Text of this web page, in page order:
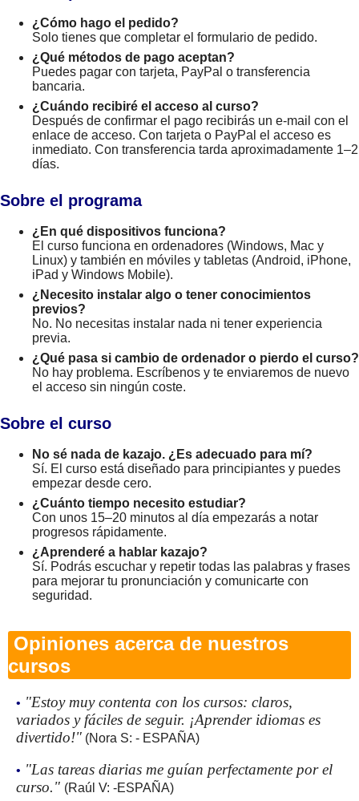
¿Cómo hago el pedido?
Solo tienes que completar el formulario de pedido.
¿Qué métodos de pago aceptan?
Puedes pagar con tarjeta, PayPal o transferencia
bancaria.
¿Cuándo recibiré el acceso al curso?
Después de confirmar el pago recibirás un e-mail con el
enlace de acceso. Con tarjeta o PayPal el acceso es
inmediato. Con transferencia tarda aproximadamente 1–2
días.
Sobre el programa
¿En qué dispositivos funciona?
El curso funciona en ordenadores (Windows, Mac y
Linux) y también en móviles y tabletas (Android, iPhone,
iPad y Windows Mobile).
¿Necesito instalar algo o tener conocimientos
previos?
No. No necesitas instalar nada ni tener experiencia
previa.
¿Qué pasa si cambio de ordenador o pierdo el curso?
No hay problema. Escríbenos y te enviaremos de nuevo
el acceso sin ningún coste.
Sobre el curso
No sé nada de kazajo. ¿Es adecuado para mí?
Sí. El curso está diseñado para principiantes y puedes
empezar desde cero.
¿Cuánto tiempo necesito estudiar?
Con unos 15–20 minutos al día empezarás a notar
progresos rápidamente.
¿Aprenderé a hablar kazajo?
Sí. Podrás escuchar y repetir todas las palabras y frases
para mejorar tu pronunciación y comunicarte con
seguridad.
Opiniones acerca de nuestros
cursos
• "Estoy muy contenta con los cursos: claros,
variados y fáciles de seguir. ¡Aprender idiomas es
divertido!" (Nora S: - ESPAÑA)
• "Las tareas diarias me guían perfectamente por el
curso." (Raúl V: -ESPAÑA)